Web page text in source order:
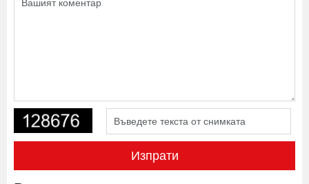
Изпрати